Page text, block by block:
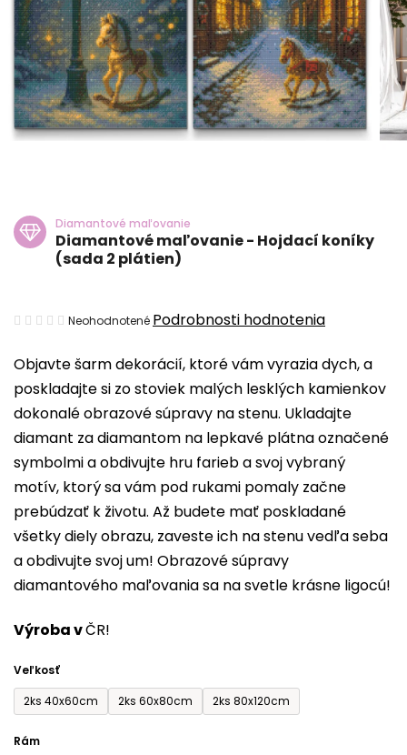
Objavte šarm dekorácií, ktoré vám vyrazia dych, a
poskladajte si zo stoviek malých lesklých kamienkov
dokonalé obrazové súpravy na stenu. Ukladajte
diamant za diamantom na lepkavé plátna označené
symbolmi a obdivujte hru farieb a svoj vybraný
motív, ktorý sa vám pod rukami pomaly začne
prebúdzať k životu. Až budete mať poskladané
všetky diely obrazu, zaveste ich na stenu vedľa seba
a obdivujte svoj um! Obrazové súpravy
diamantového maľovania sa na svetle krásne ligocú!
Výroba vČR!
Veľkosť
2ks 40x60cm
2ks 60x80cm 2ks 80x120cm
Rám
Diamantové maľovanie
Diamantové maľovanie - Hojdací koníky
(sada 2 plátien)
Priemerné
produktu
je
0,0
z
5
hviezdičiek.
Neohodnotené Podrobnosti hodnotenia